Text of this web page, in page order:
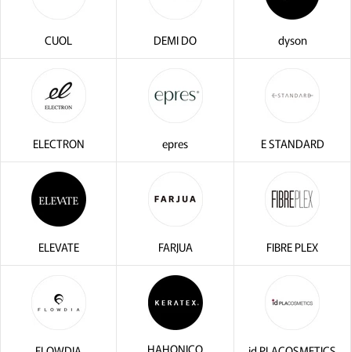
CUOL DEMI DO dyson
ELECTRON epres E STANDARD
ELEVATE FARJUA FIBRE PLEX
HAHONICO